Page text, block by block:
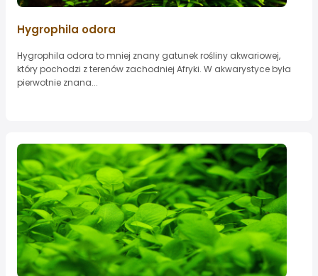
Hygrophila odora
Hygrophila odora to mniej znany gatunek rośliny akwariowej,
który pochodzi z terenów zachodniej Afryki. W akwarystyce była
pierwotnie znana...